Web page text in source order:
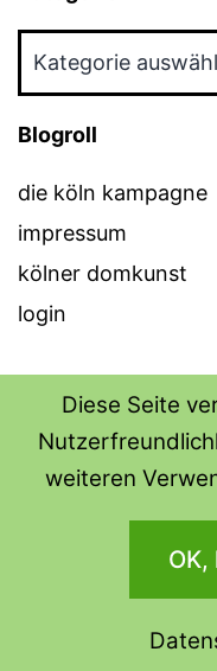
Blogroll
die köln kampagne
impressum
kölner domkunst
login
THE SHIRT
Stolz präsentiert
Diese Seite
weiteren